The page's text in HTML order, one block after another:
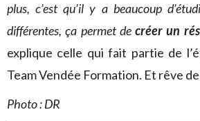
plus, c’est qu’il y a beaucoup
différentes, ça permet de créer un
explique celle qui fait partie de
Team Vendée Formation. Et rêve
Photo : DR